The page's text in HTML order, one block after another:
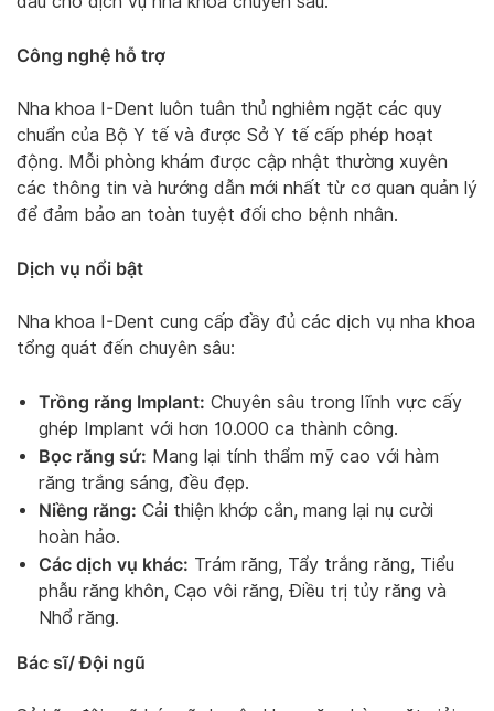
Công nghệ hỗ trợ
Nha khoa I-Dent luôn tuân thủ nghiêm ngặt các quy
chuẩn của Bộ Y tế và được Sở Y tế cấp phép hoạt
động. Mỗi phòng khám được cập nhật thường xuyên
các thông tin và hướng dẫn mới nhất từ cơ quan quản lý
để đảm bảo an toàn tuyệt đối cho bệnh nhân.
Dịch vụ nổi bật
Nha khoa I-Dent cung cấp đầy đủ các dịch vụ nha khoa
tổng quát đến chuyên sâu:
Trồng răng Implant: Chuyên sâu trong lĩnh vực cấy
ghép Implant với hơn 10.000 ca thành công.
Bọc răng sứ: Mang lại tính thẩm mỹ cao với hàm
răng trắng sáng, đều đẹp.
Niềng răng: Cải thiện khớp cắn, mang lại nụ cười
hoàn hảo.
Các dịch vụ khác: Trám răng, Tẩy trắng răng, Tiểu
phẫu răng khôn, Cạo vôi răng, Điều trị tủy răng và
Nhổ răng.
Bác sĩ/ Đội ngũ